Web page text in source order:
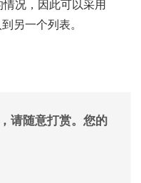
况，因此可以采用
另一个列表。
请随意打赏。您的